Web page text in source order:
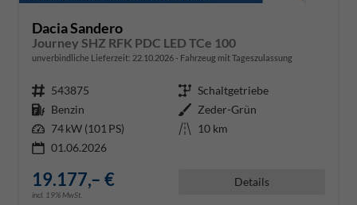
Dacia Sandero
Journey SHZ RFK PDC LED TCe 100
unverbindliche Lieferzeit: 22.10.2026 Fahrzeug mit Tageszulassung
Fahrzeugnr. 543875 Getriebe Schaltgetriebe
Kraftstoff Benzin Außenfarbe Zeder-Grün
Leistung 74 kW (101 PS) Kilometerstand 10 km
01.06.2026
19.177,– €
incl. 19% MwSt.
Details